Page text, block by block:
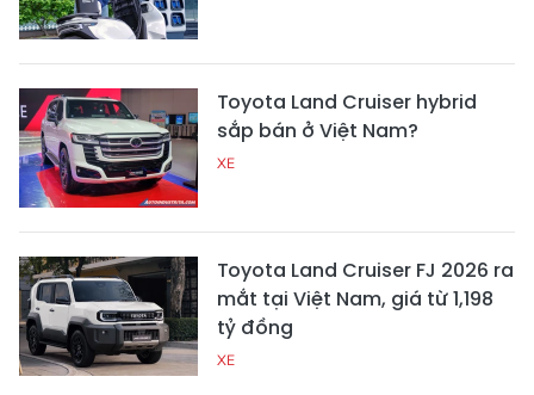
Toyota Land Cruiser hybrid
sắp bán ở Việt Nam?
XE
Toyota Land Cruiser FJ 2026 ra
mắt tại Việt Nam, giá từ 1,198
tỷ đồng
XE